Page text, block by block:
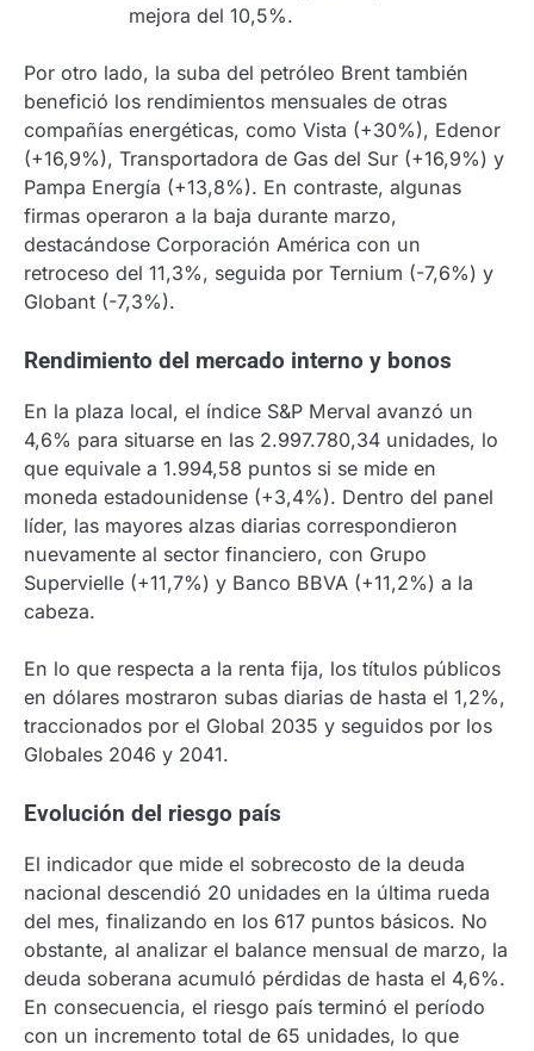
mejora del 10,5%.
Por otro lado, la suba del petróleo Brent también
benefició los rendimientos mensuales de otras
compañías energéticas, como Vista (+30%), Edenor
(+16,9%), Transportadora de Gas del Sur (+16,9%) y
Pampa Energía (+13,8%). En contraste, algunas
firmas operaron a la baja durante marzo,
destacándose Corporación América con un
retroceso del 11,3%, seguida por Ternium (-7,6%) y
Globant (-7,3%).
Rendimiento del mercado interno y bonos
En la plaza local, el índice S&P Merval avanzó un
4,6% para situarse en las 2.997.780,34 unidades, lo
que equivale a 1.994,58 puntos si se mide en
moneda estadounidense (+3,4%). Dentro del panel
líder, las mayores alzas diarias correspondieron
nuevamente al sector financiero, con Grupo
Supervielle (+11,7%) y Banco BBVA (+11,2%) a la
cabeza.
En lo que respecta a la renta fija, los títulos públicos
en dólares mostraron subas diarias de hasta el 1,2%,
traccionados por el Global 2035 y seguidos por los
Globales 2046 y 2041.
Evolución del riesgo país
El indicador que mide el sobrecosto de la deuda
nacional descendió 20 unidades en la última rueda
del mes, finalizando en los 617 puntos básicos. No
obstante, al analizar el balance mensual de marzo, la
deuda soberana acumuló pérdidas de hasta el 4,6%.
En consecuencia, el riesgo país terminó el período
con un incremento total de 65 unidades, lo que